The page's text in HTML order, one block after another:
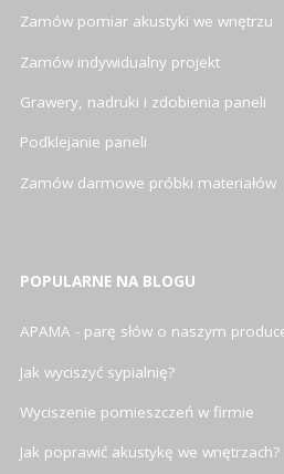
Zamów pomiar akustyki we wnętrzu
Zamów indywidualny projekt
Grawery, nadruki i zdobienia paneli
Podklejanie paneli
Zamów darmowe próbki materiałów
POPULARNE NA BLOGU
APAMA - parę słów o naszym
Jak wyciszyć sypialnię?
Wyciszenie pomieszczeń w firmie
Jak poprawić akustykę we wnętrzach?